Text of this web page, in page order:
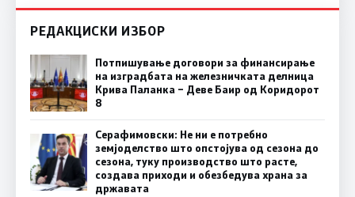
РЕДАКЦИСКИ ИЗБОР
Потпишување договори за финансирање
на изградбата на железничката делница
Крива Паланка – Деве Баир од Коридорот
8
Серафимовски: Не ни е потребно
земјоделство што опстојува од сезона до
сезона, туку производство што расте,
создава приходи и обезбедува храна за
државата